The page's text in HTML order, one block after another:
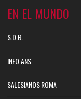
EN EL MUNDO
S.D.B.
INFO ANS
SALESIANOS ROMA